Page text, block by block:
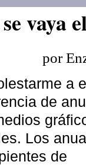
vaya
por
a
de
Los
de